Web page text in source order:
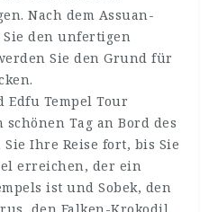
Nach dem Assuan-
Sie den unfertigen
Sie den Grund für
Edfu Tempel Tour
Tag an Bord des
Ihre Reise fort, bis Sie
erreichen, der ein
ist und Sobek, den